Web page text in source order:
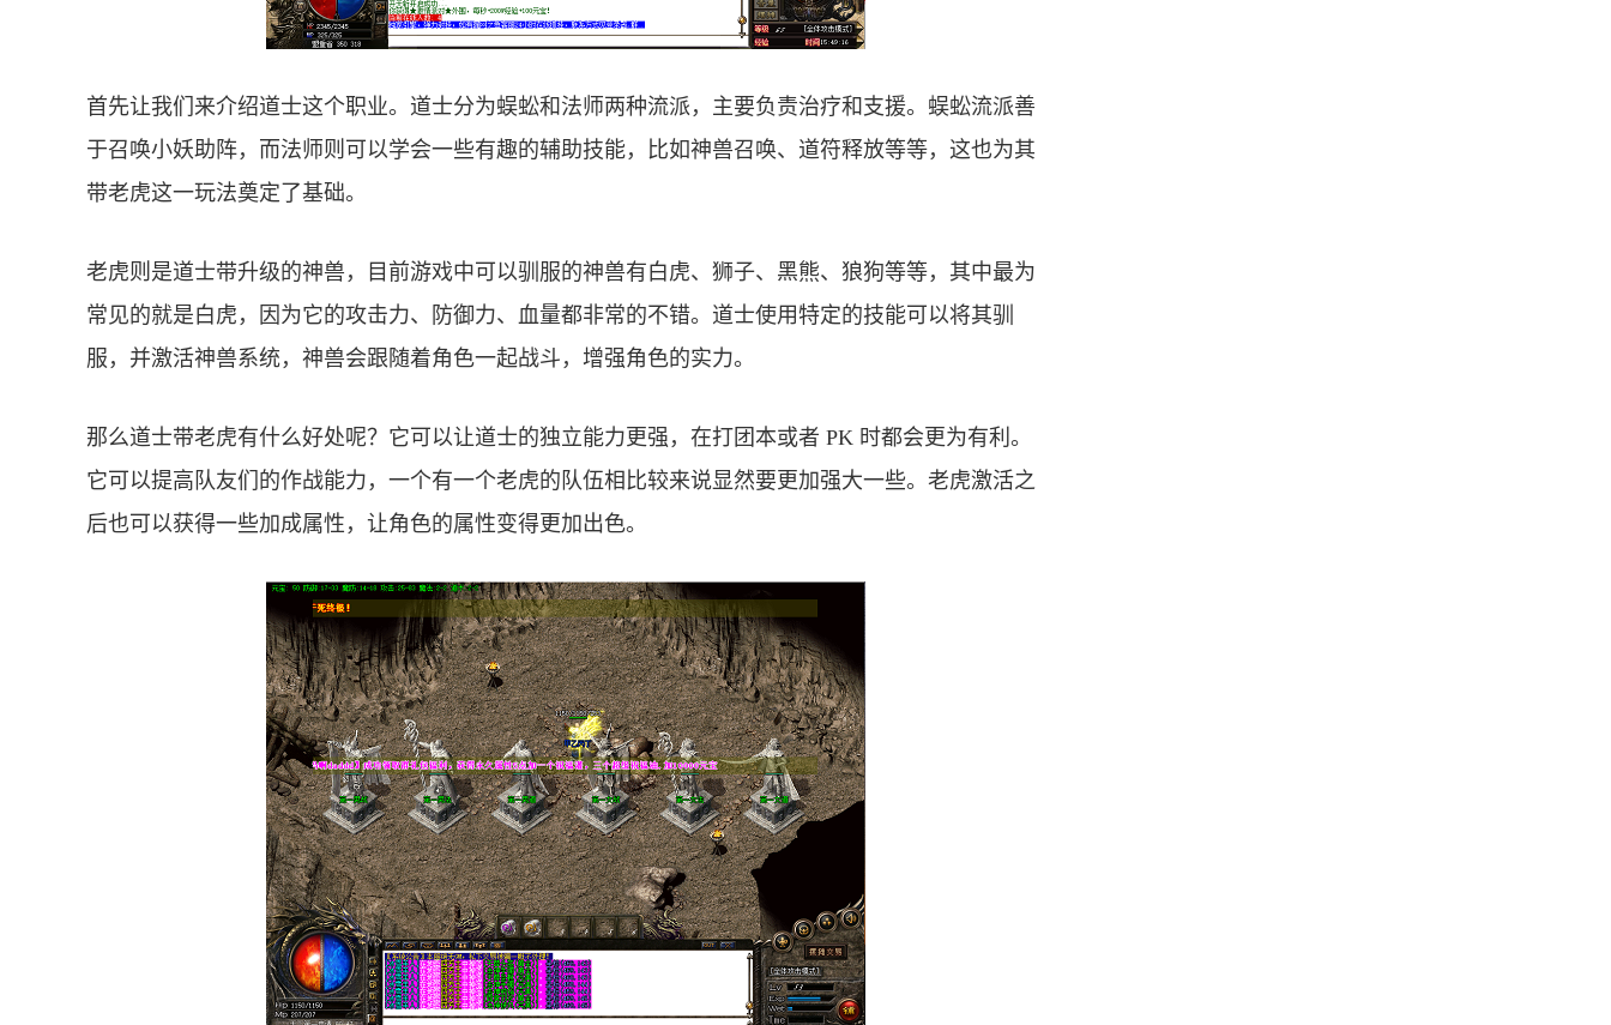
首先让我们来介绍道士这个职业。道士分为蜈蚣和法师两种流派，主要负责治疗和支援。蜈蚣流派善
于召唤小妖助阵，而法师则可以学会一些有趣的辅助技能，比如神兽召唤、道符释放等等，这也为其
带老虎这一玩法奠定了基础。
老虎则是道士带升级的神兽，目前游戏中可以驯服的神兽有白虎、狮子、黑熊、狼狗等等，其中最为
常见的就是白虎，因为它的攻击力、防御力、血量都非常的不错。道士使用特定的技能可以将其驯
服，并激活神兽系统，神兽会跟随着角色一起战斗，增强角色的实力。
那么道士带老虎有什么好处呢？它可以让道士的独立能力更强，在打团本或者 PK 时都会更为有利。
它可以提高队友们的作战能力，一个有一个老虎的队伍相比较来说显然要更加强大一些。老虎激活之
后也可以获得一些加成属性，让角色的属性变得更加出色。